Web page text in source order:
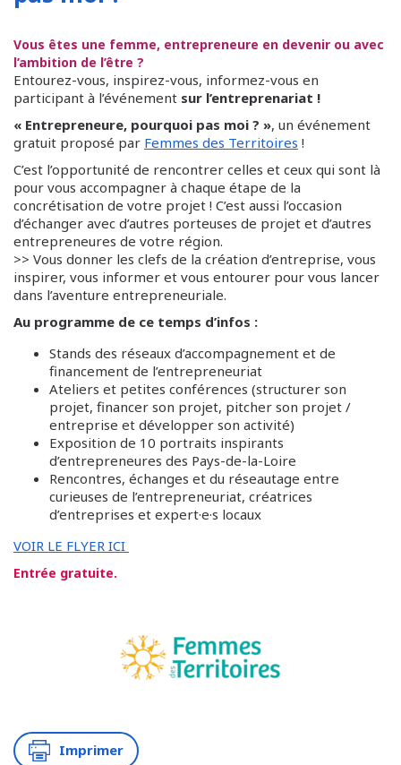
Vous êtes une femme, entrepreneure en devenir ou avec
l’ambition de l’être ?
Entourez-vous, inspirez-vous, informez-vous en
participant à l’événement sur l’entreprenariat !
« Entrepreneure, pourquoi pas moi ? », un événement
gratuit proposé par Femmes des Territoires !
C’est l’opportunité de rencontrer celles et ceux qui sont là
pour vous accompagner à chaque étape de la
concrétisation de votre projet ! C’est aussi l’occasion
d’échanger avec d’autres porteuses de projet et d’autres
entrepreneures de votre région.
>> Vous donner les clefs de la création d’entreprise, vous
inspirer, vous informer et vous entourer pour vous lancer
dans l’aventure entrepreneuriale.
Au programme de ce temps d’infos :
Stands des réseaux d’accompagnement et de
financement de l’entrepreneuriat
Ateliers et petites conférences (structurer son
projet, financer son projet, pitcher son projet /
entreprise et développer son activité)
Exposition de 10 portraits inspirants
d’entrepreneures des Pays-de-la-Loire
Rencontres, échanges et du réseautage entre
curieuses de l’entrepreneuriat, créatrices
d’entreprises et expert·e·s locaux
VOIR LE FLYER ICI
Entrée gratuite.
Imprimer